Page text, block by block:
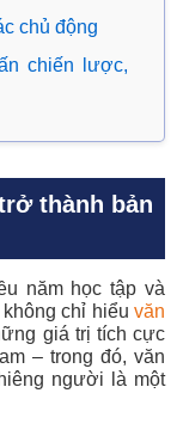
chủ động
chiến lược,
thành bản
năm học tập và
chỉ hiểu văn
giá trị tích cực
– trong đó, văn
người là một